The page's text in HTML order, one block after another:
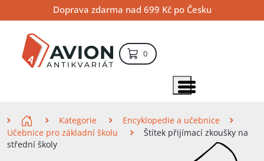
na
obsah
na
navigaci
na
vyhledávání
Doprava zdarma nad 699 Kč po Česku
0položek – košík
Zobrazit položky menu
Kategorie
Encyklopedie a učebnice
Učebnice pro základní školu
Štítek přijímací zkoušky na
střední školy